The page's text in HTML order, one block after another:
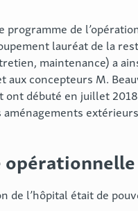
de
lauréat de la
maintenance) a
aux concepteurs M.
ont débuté en juillet
opérationnelle
de l’hôpital était de